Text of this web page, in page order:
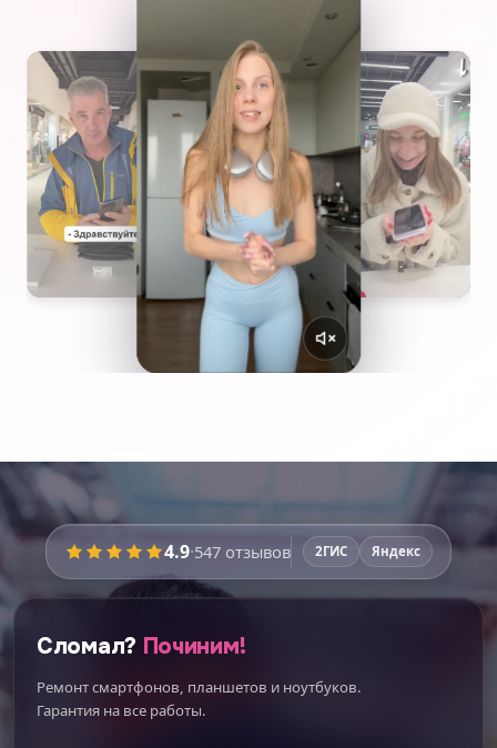
4.9·547 отзывов 2ГИС Яндекс
Сломал? Починим!
Ремонт смартфонов, планшетов и ноутбуков.
Гарантия на все работы.